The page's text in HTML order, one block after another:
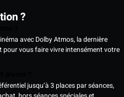
?
avec Dolby Atmos, la dernière
vous faire vivre intensément votre
jusqu’à 3 places par séances,